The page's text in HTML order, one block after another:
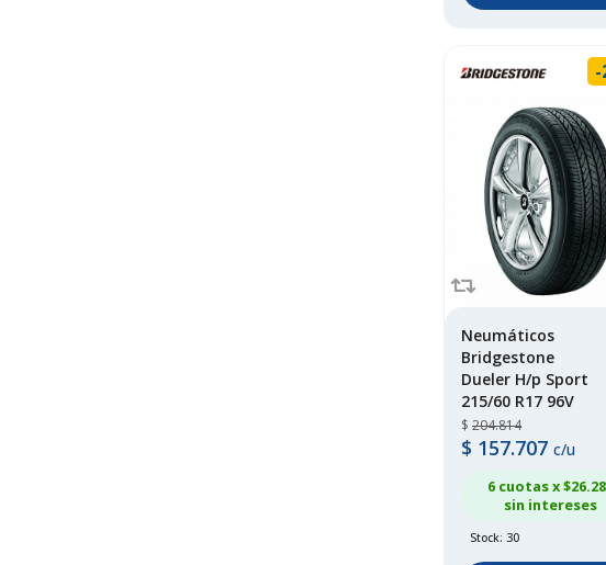
-
Neumáticos
Bridgestone
Dueler H/p Sport
215/60 R17 96V
$ 204.814
$ 157.707 c/u
6 cuotas x $
sin intereses
Stock: 30